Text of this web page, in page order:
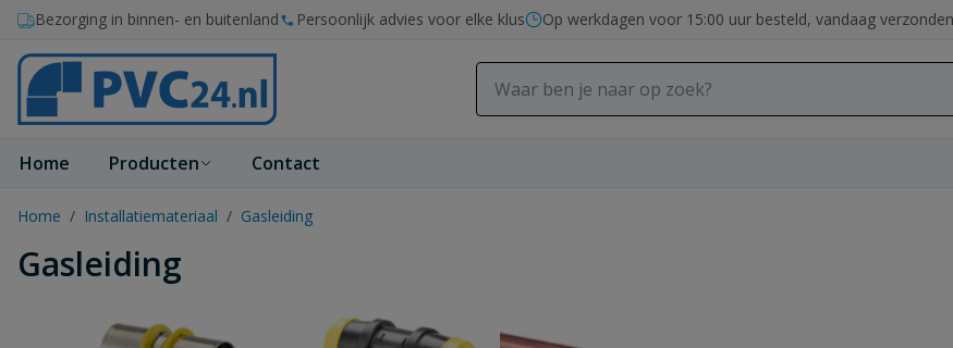
Ga naar de inhoud
Bezorging in binnen- en buitenland Persoonlijk advies voor elke klus Op werkdagen voor 15:00 uur besteld, vandaag verzonden
Home Producten Contact
Home / Installatiemateriaal / Gasleiding
Gasleiding